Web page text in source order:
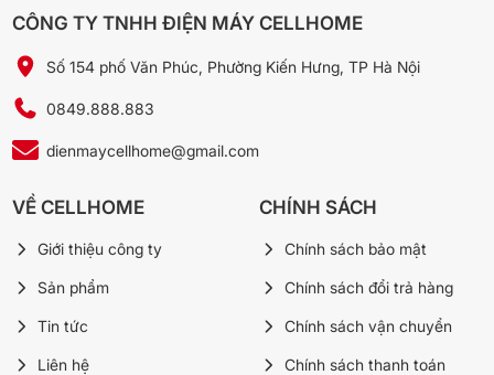
CÔNG TY TNHH ĐIỆN MÁY CELLHOME
Số 154 phố Văn Phúc, Phường Kiến Hưng, TP Hà Nội
0849.888.883
dienmaycellhome@gmail.com
VỀ CELLHOME
Giới thiệu công ty
Sản phẩm
Tin tức
Liên hệ
CHÍNH SÁCH
Chính sách bảo mật
Chính sách đổi trả hàng
Chính sách vận chuyển
Chính sách thanh toán